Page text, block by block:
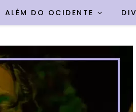
ALÉM DO OCIDENTE